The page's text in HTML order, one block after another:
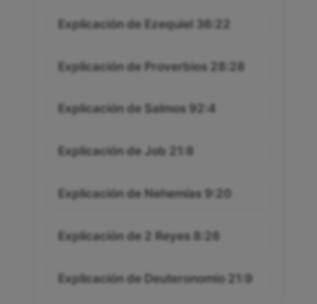
Explicación de Ezequiel 36:22
Explicación de Proverbios 28:28
Explicación de Salmos 92:4
Explicación de Job 21:8
Explicación de Nehemías 9:20
Explicación de 2 Reyes 8:26
Explicación de Deuteronomio 21:9